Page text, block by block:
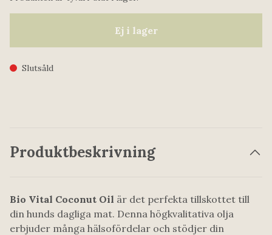
Ej i lager
Slutsåld
Produktbeskrivning
Bio Vital Coconut Oil är det perfekta tillskottet till
din hunds dagliga mat. Denna högkvalitativa olja
erbjuder många hälsofördelar och stödjer din